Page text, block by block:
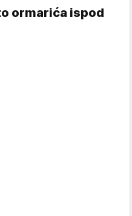
ormarića ispod